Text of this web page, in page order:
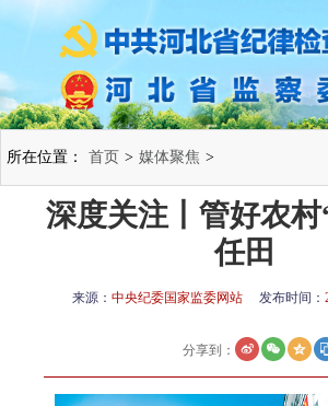
所在位置： 首页 > 媒体聚焦 >
深度关注丨管好农村
任田
来源： 中央纪委国家监委网站 发布时间：
分享到：